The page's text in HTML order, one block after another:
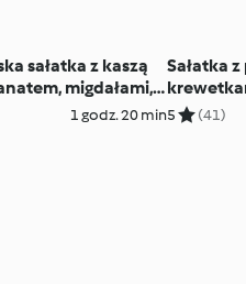
sałatka z kaszą
migdałami,
i ziołowym pesto
1 godz. 20 min
Sałatka
5 (41)